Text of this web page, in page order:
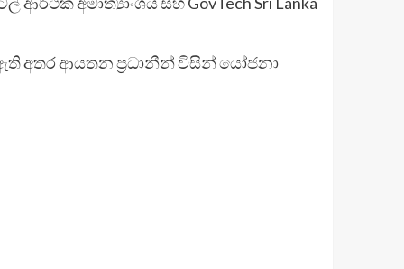
අතර ආයතන ප්‍රධානීන් විසින් යෝජනා